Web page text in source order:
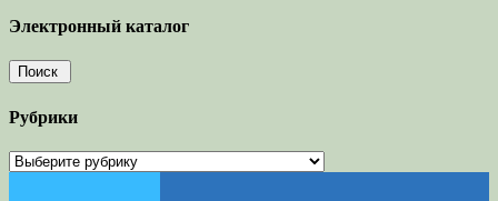
Электронный каталог
Рубрики
Рубрики